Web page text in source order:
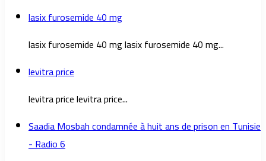
lasix furosemide 40 mg
lasix furosemide 40 mg lasix furosemide 40 mg...
levitra price
levitra price levitra price...
Saadia Mosbah condamnée à huit ans de prison en Tunisie
- Radio 6